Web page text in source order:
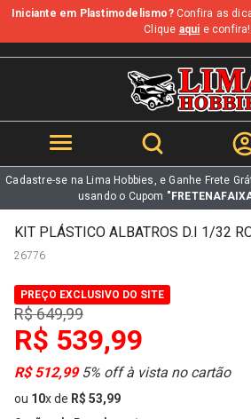
b
Iniciante em Plastimodelismo?Confira as
Clique aqui e
Cadastre-se na Lima Hobbies, e Ganhe Frete
usando o Cupom
KIT PLÁSTICO ALBATROS D.I 1/32
26776
PREÇO EXCLUSIVO DO SITE
R$ 649,99
R$ 539,99
R$ 512,995% off à vista no cartão
ou 10xde R$ 53,99